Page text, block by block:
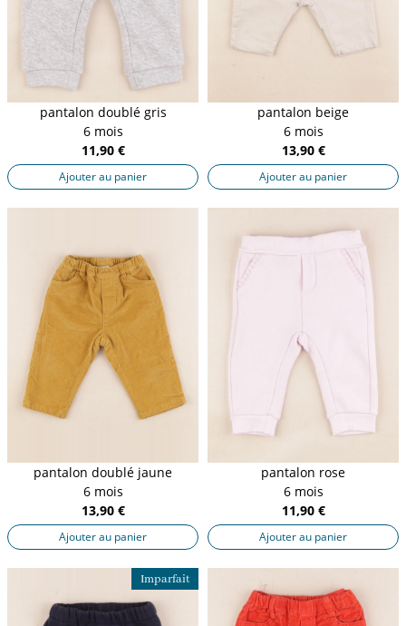
pantalon doublé gris
6 mois
11,90 €
Ajouter au panier
pantalon beige
6 mois
13,90 €
Ajouter au panier
pantalon doublé jaune
6 mois
13,90 €
Ajouter au panier
pantalon rose
6 mois
11,90 €
Ajouter au panier
Imparfait